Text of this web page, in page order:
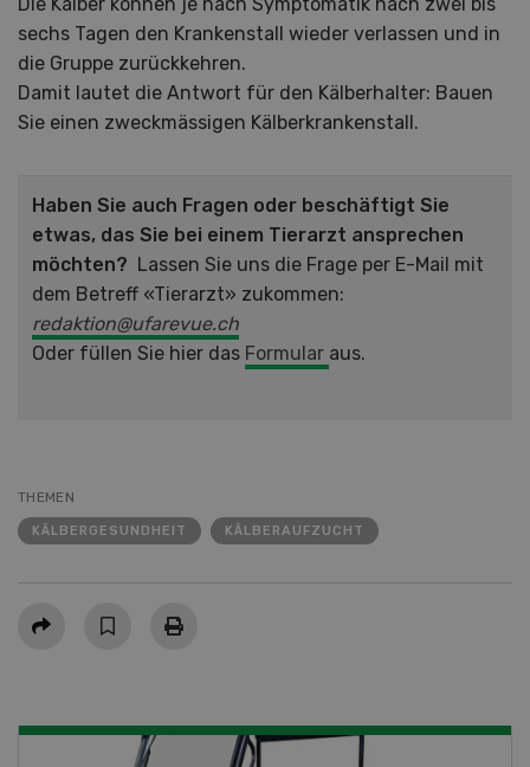
sechs Tagen den Krankenstall wieder verlassen und in
die Gruppe zurückkehren.
Damit lautet die Antwort für den Kälberhalter: Bauen
Sie einen zweckmässigen Kälberkrankenstall.
Haben Sie auch Fragen oder beschäftigt Sie
etwas, das Sie bei einem Tierarzt ansprechen
möchten? Lassen Sie uns die Frage per E-Mail mit
dem Betreff «Tierarzt» zukommen:
redaktion@ufarevue.ch
Oder füllen Sie hier das Formular aus.
THEMEN
KÄLBERGESUNDHEIT KÄLBERAUFZUCHT
Teilen